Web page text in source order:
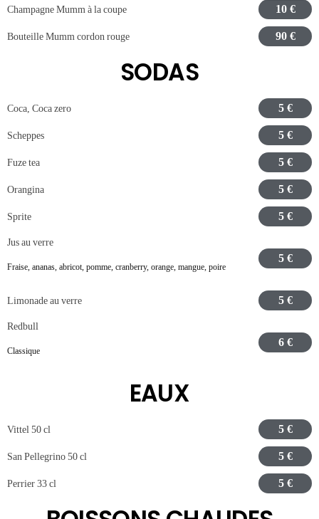
Champagne Mumm à la coupe 10 €
Bouteille Mumm cordon rouge 90 €
SODAS
Coca, Coca zero 5 €
Scheppes 5 €
Fuze tea 5 €
Orangina 5 €
Sprite 5 €
Jus au verre
Fraise, ananas, abricot, pomme, cranberry, orange, mangue, poire
5 €
Limonade au verre 5 €
Redbull
Classique
6 €
EAUX
Vittel 50 cl 5 €
San Pellegrino 50 cl 5 €
Perrier 33 cl 5 €